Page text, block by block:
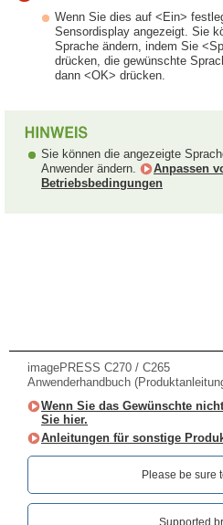
Wenn Sie dies auf <Ein>
Sensordisplay angezeigt. Sie
Sprache ändern, indem Sie
drücken, die gewünschte
dann <OK> drücken.
Sie können die angezeigte
Anwender ändern.
Anpassen
Betriebsbedingungen
imagePRESS C270 / C265
Anwenderhandbuch
Wenn Sie das Gewünschte
Sie hier.
Anleitungen für sonstige
Please be sure
Supported